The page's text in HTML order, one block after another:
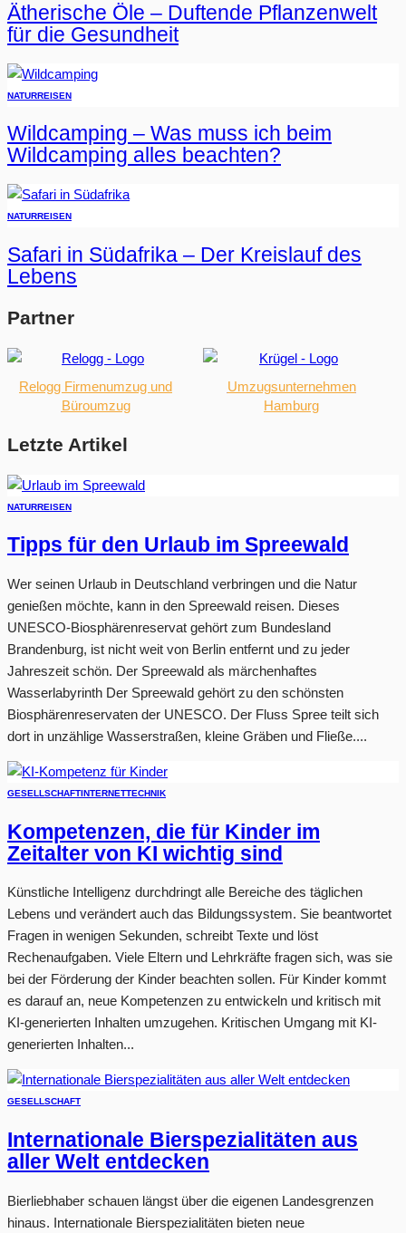
Ätherische Öle – Duftende Pflanzenwelt
für die Gesundheit
NATURREISEN
Wildcamping – Was muss ich beim
Wildcamping alles beachten?
NATURREISEN
Safari in Südafrika – Der Kreislauf des
Lebens
Partner
Relogg Firmenumzug und
Büroumzug
Umzugsunternehmen
Hamburg
Letzte Artikel
NATURREISEN
Tipps für den Urlaub im Spreewald
Wer seinen Urlaub in Deutschland verbringen und die Natur
genießen möchte, kann in den Spreewald reisen. Dieses
UNESCO-Biosphärenreservat gehört zum Bundesland
Brandenburg, ist nicht weit von Berlin entfernt und zu jeder
Jahreszeit schön. Der Spreewald als märchenhaftes
Wasserlabyrinth Der Spreewald gehört zu den schönsten
Biosphärenreservaten der UNESCO. Der Fluss Spree teilt sich
dort in unzählige Wasserstraßen, kleine Gräben und Fließe....
GESELLSCHAFTINTERNETTECHNIK
Kompetenzen, die für Kinder im
Zeitalter von KI wichtig sind
Künstliche Intelligenz durchdringt alle Bereiche des täglichen
Lebens und verändert auch das Bildungssystem. Sie beantwortet
Fragen in wenigen Sekunden, schreibt Texte und löst
Rechenaufgaben. Viele Eltern und Lehrkräfte fragen sich, was sie
bei der Förderung der Kinder beachten sollen. Für Kinder kommt
es darauf an, neue Kompetenzen zu entwickeln und kritisch mit
KI-generierten Inhalten umzugehen. Kritischen Umgang mit KI-
generierten Inhalten...
GESELLSCHAFT
Internationale Bierspezialitäten aus
aller Welt entdecken
Bierliebhaber schauen längst über die eigenen Landesgrenzen
hinaus. Internationale Bierspezialitäten bieten neue